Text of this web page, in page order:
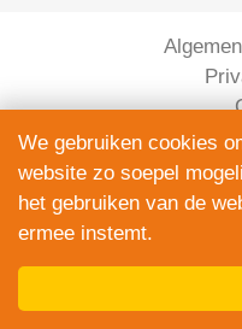
We gebruiken cookies
website zo soepel
het gebruiken van de
ermee instemt.